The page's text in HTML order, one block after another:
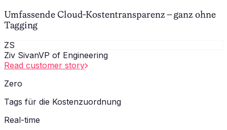
Umfassende Cloud-Kostentransparenz – ganz ohne
Tagging
ZS
Ziv SivanVP of Engineering
Read customer story
Zero
Tags für die Kostenzuordnung
Real-time